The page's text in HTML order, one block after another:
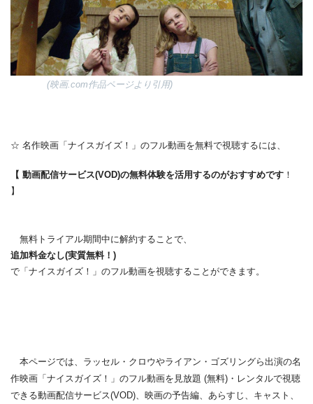
(映画.com作品ページより引用)
☆ 名作映画「ナイスガイズ！」のフル動画を無料で視聴するには、
【 動画配信サービス(VOD)の無料体験を活用するのがおすすめです ！
】
無料トライアル期間中に解約することで、
追加料金なし(実質無料！)
で「ナイスガイズ！」のフル動画を視聴することができます。
本ページでは、ラッセル・クロウやライアン・ゴズリングら出演の名
作映画「ナイスガイズ！」のフル動画を見放題 (無料)・レンタルで視聴
できる動画配信サービス(VOD)、映画の予告編、あらすじ、キャスト、